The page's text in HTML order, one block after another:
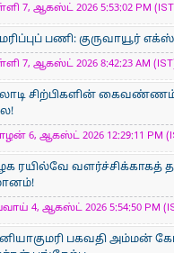
7, ஆகஸ்ட் 2026 5:53:02 PM
பணி: குருவாயூர்
7, ஆகஸ்ட் 2026 8:42:23 AM
சிற்பிகளின்
6, ஆகஸ்ட் 2026 12:29:11 PM
ரயில்வே
4, ஆகஸ்ட் 2026 5:54:50 PM
பகவதி அம்மன்